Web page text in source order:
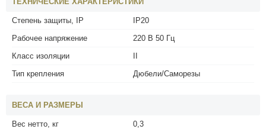
Степень защиты, IP
IP20
Рабочее напряжение
220 В 50 Гц
Класс изоляции
II
Тип крепления
Дюбели/Саморезы
ВЕСА И РАЗМЕРЫ
Вес нетто, кг
0,3